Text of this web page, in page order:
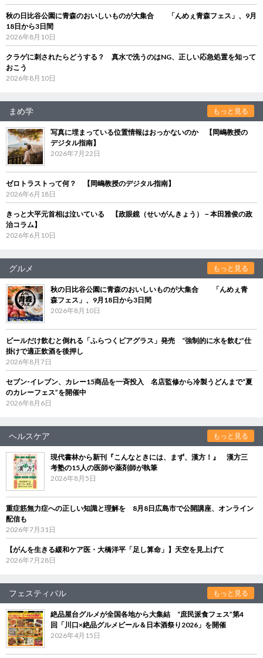
秋の日比谷公園に青森のおいしいものが大集合 「んめぇ青森フェス」、9月
18日から3日間
2026年8月10日
クラゲに刺されたらどうする？ 真水で洗うのはNG、正しい応急処置を知って
おこう
2026年8月10日
まめ学 もっと見る
写真に埋まっている位置情報はおっかないのか 【岡嶋教授の
デジタル指南】
2026年7月22日
ゼロトラストって何？ 【岡嶋教授のデジタル指南】
2026年6月18日
きっと大平元首相は泣いている 【政眼鏡（せいがんきょう）－本田雅俊の政
治コラム】
2026年6月10日
グルメ もっと見る
秋の日比谷公園に青森のおいしいものが大集合 「んめぇ青
森フェス」、9月18日から3日間
2026年8月10日
ビールだけ飲むと倒れる「ふらつくビアグラス」発売 “強制的に水を飲む”仕
掛けで適正飲酒を後押し
2026年8月7日
セブン‐イレブン、カレー15商品を一斉投入 名店監修から冷製うどんまで“夏
のカレーフェス”を開催中
2026年8月6日
ヘルスケア もっと見る
現代書林から新刊『こんなときには、まず、漢方！』 漢方三
考塾の15人の医師や薬剤師が執筆
2026年8月5日
重症筋無力症への正しい知識と理解を 8月8日広島市で公開講座、オンライン
配信も
2026年7月31日
【がんを生きる緩和ケア医・大橋洋平「足し算命」】天空を見上げて
2026年7月28日
フェスティバル もっと見る
絶品屋台グルメが全国各地から大集結 “庶民派食フェス”第4
回「川口×絶品グルメビール＆日本酒祭り2026」を開催
2026年4月15日